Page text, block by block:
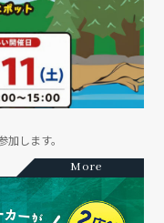
します。
More